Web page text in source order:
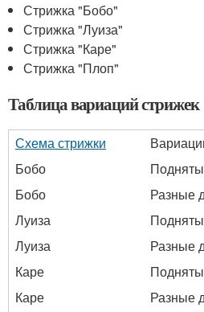
Стрижка "Бобо"
Стрижка "Луиза"
Стрижка "Каре"
Стрижка "Плоп"
Таблица вариаций стрижек
Схема стрижки
Бобо
Бобо
Разные
Луиза
Луиза
Разные
Каре
Каре
Разные